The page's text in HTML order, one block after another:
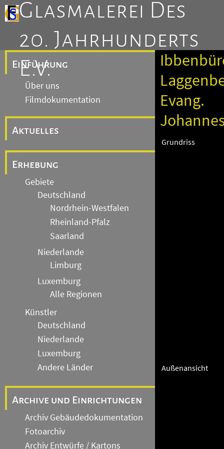
Glasmalerei Des
20. Jahrhunderts
E.V.
Einführung
Über uns
Filmdokumentation
Aktuelles
Erhebung
Gebiete
Deutschland
Nordrhein-Westfalen
Rheinland-Pfalz
Saarland
Niederlande
Limburg
Luxemburg
Alle Regionen
Künstler
Deutschland
Niederlande
Luxemburg
Andere Länder
Archive und Einrichtungen
Archiv Gebäudedokumentation
Fotoarchiv
Archiv Entwürfe / Kartons
Evang.
Grundriss
Außenansicht